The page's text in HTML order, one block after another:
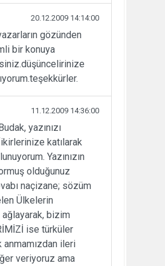
20.12.2009 14:14:00
gözünden
bir konuya
11.12.2009 14:36:00
yazınızı
katılarak
Yazınızın
olduğunuz
naçizane; sözüm
Ülkelerin
bizim
ise türküler
ileri
veriyoruz ama